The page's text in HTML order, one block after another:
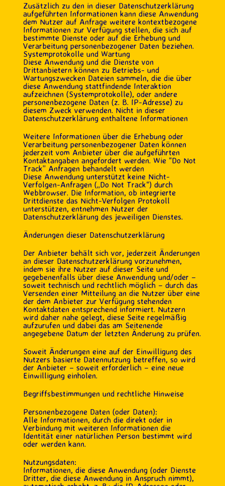
Zusätzlich zu den in dieser Datenschutzerklärung
aufgeführten Informationen kann diese Anwendung
dem Nutzer auf Anfrage weitere kontextbezogene
Informationen zur Verfügung stellen, die sich auf
bestimmte Dienste oder auf die Erhebung und
Verarbeitung personenbezogener Daten beziehen.
Systemprotokolle und Wartung
Diese Anwendung und die Dienste von
Drittanbietern können zu Betriebs- und
Wartungszwecken Dateien sammeln, die die über
diese Anwendung stattfindende Interaktion
aufzeichnen (Systemprotokolle), oder andere
personenbezogene Daten (z. B. IP-Adresse) zu
diesem Zweck verwenden. Nicht in dieser
Datenschutzerklärung enthaltene Informationen
Weitere Informationen über die Erhebung oder
Verarbeitung personenbezogener Daten können
jederzeit vom Anbieter über die aufgeführten
Kontaktangaben angefordert werden. Wie “Do Not
Track” Anfragen behandelt werden
Diese Anwendung unterstützt keine Nicht-
Verfolgen-Anfragen („Do Not Track“) durch
Webbrowser. Die Information, ob integrierte
Drittdienste das Nicht-Verfolgen Protokoll
unterstützen, entnehmen Nutzer der
Datenschutzerklärung des jeweiligen Dienstes.
Änderungen dieser Datenschutzerklärung
Der Anbieter behält sich vor, jederzeit Änderungen
an dieser Datenschutzerklärung vorzunehmen,
indem sie ihre Nutzer auf dieser Seite und
gegebenenfalls über diese Anwendung und/oder –
soweit technisch und rechtlich möglich – durch das
Versenden einer Mitteilung an die Nutzer über eine
der dem Anbieter zur Verfügung stehenden
Kontaktdaten entsprechend informiert. Nutzern
wird daher nahe gelegt, diese Seite regelmäßig
aufzurufen und dabei das am Seitenende
angegebene Datum der letzten Änderung zu prüfen.
Soweit Änderungen eine auf der Einwilligung des
Nutzers basierte Datennutzung betreffen, so wird
der Anbieter – soweit erforderlich – eine neue
Einwilligung einholen.
Begriffsbestimmungen und rechtliche Hinweise
Personenbezogene Daten (oder Daten):
Alle Informationen, durch die direkt oder in
Verbindung mit weiteren Informationen die
Identität einer natürlichen Person bestimmt wird
oder werden kann.
Nutzungsdaten:
Informationen, die diese Anwendung (oder Dienste
Dritter, die diese Anwendung in Anspruch nimmt),